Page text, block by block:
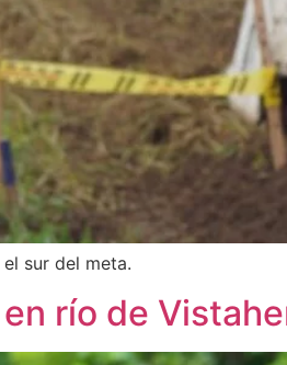
sur del meta.
río de